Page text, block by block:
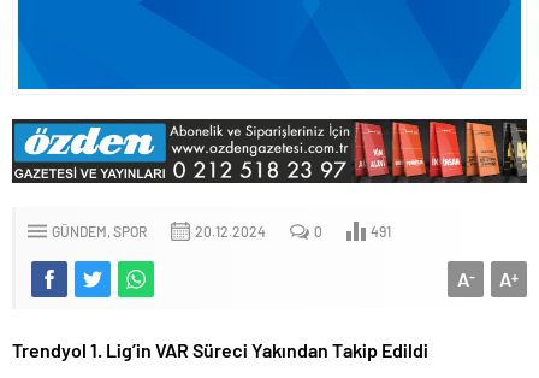
GÜNDEM SPOR 20.12.2024 0 491
A+
A-
Trendyol 1. Lig’in VAR Süreci Yakından Takip Edildi